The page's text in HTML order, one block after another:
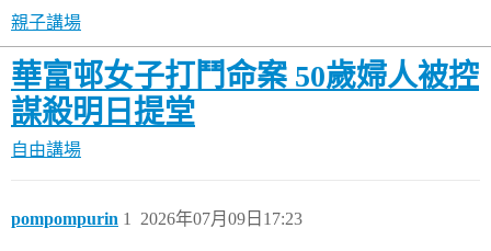
親子講場
華富邨女子打鬥命案 50歲婦人被控
謀殺明日提堂
自由講場
pompompurin 2026年07月09日17:23
1